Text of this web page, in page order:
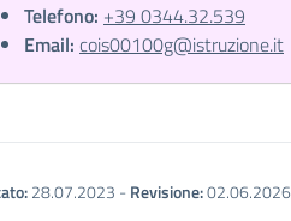
Telefono: +39 0344.32.539
Email: cois00100g@istruzione.it
28.07.2023 -Revisione:02.06.2026